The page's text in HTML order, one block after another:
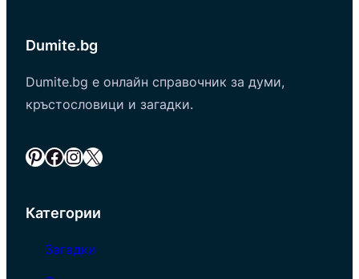
Dumite.bg
Dumite.bg е онлайн справочник за думи,
кръстословици и загадки.
Pinterest Facebook InstagramX
Категории
Загадки